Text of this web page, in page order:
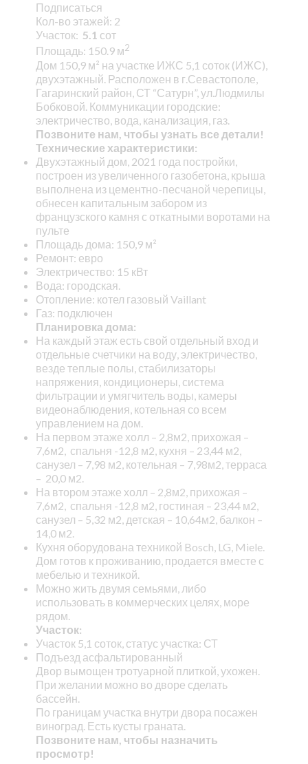
Подписаться
Кол-во этажей: 2
Участок: 5.1 сот
Площадь: 150.9 м2
Дом 150,9 м² на участке ИЖС 5,1 соток (ИЖС),
двухэтажный. Расположен в г.Севастополе,
Гагаринский район, СТ “Сатурн”, ул.Людмилы
Бобковой. Коммуникации городские:
электричество, вода, канализация, газ.
Позвоните нам, чтобы узнать все детали!
Технические характеристики:
Двухэтажный дом, 2021 года постройки,
построен из увеличенного газобетона, крыша
выполнена из цементно-песчаной черепицы,
обнесен капитальным забором из
французского камня с откатными воротами на
пульте
Площадь дома: 150,9 м²
Ремонт: евро
Электричество: 15 кВт
Вода: городская.
Отопление: котел газовый Vaillant
Газ: подключен
Планировка дома:
На каждый этаж есть свой отдельный вход и
отдельные счетчики на воду, электричество,
везде теплые полы, стабилизаторы
напряжения, кондиционеры, система
фильтрации и умягчитель воды, камеры
видеонаблюдения, котельная со всем
управлением на дом.
На первом этаже холл – 2,8м2, прихожая –
7,6м2, спальня -12,8 м2, кухня – 23,44 м2,
санузел – 7,98 м2, котельная – 7,98м2, терраса
– 20,0 м2.
На втором этаже холл – 2,8м2, прихожая –
7,6м2, спальня -12,8 м2, гостиная – 23,44 м2,
санузел – 5,32 м2, детская – 10,64м2, балкон –
14,0 м2.
Кухня оборудована техникой Bosch, LG, Miele.
Дом готов к проживанию, продается вместе с
мебелью и техникой.
Можно жить двумя семьями, либо
использовать в коммерческих целях, море
рядом.
Участок:
Участок 5,1 соток, статус участка: СТ
Подъезд асфальтированный
Двор вымощен тротуарной плиткой, ухожен.
При желании можно во дворе сделать
бассейн.
По границам участка внутри двора посажен
виноград. Есть кусты граната.
Позвоните нам, чтобы назначить
просмотр!